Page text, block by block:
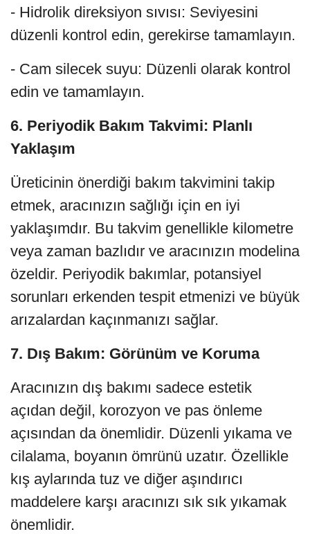
- Hidrolik direksiyon sıvısı: Seviyesini
düzenli kontrol edin, gerekirse tamamlayın.
- Cam silecek suyu: Düzenli olarak kontrol
edin ve tamamlayın.
6. Periyodik Bakım Takvimi: Planlı
Yaklaşım
Üreticinin önerdiği bakım takvimini takip
etmek, aracınızın sağlığı için en iyi
yaklaşımdır. Bu takvim genellikle kilometre
veya zaman bazlıdır ve aracınızın modelina
özeldir. Periyodik bakımlar, potansiyel
sorunları erkenden tespit etmenizi ve büyük
arızalardan kaçınmanızı sağlar.
7. Dış Bakım: Görünüm ve Koruma
Aracınızın dış bakımı sadece estetik
açıdan değil, korozyon ve pas önleme
açısından da önemlidir. Düzenli yıkama ve
cilalama, boyanın ömrünü uzatır. Özellikle
kış aylarında tuz ve diğer aşındırıcı
maddelere karşı aracınızı sık sık yıkamak
önemlidir.